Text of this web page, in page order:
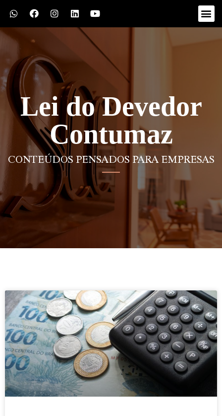
Lei do Devedor
Contumaz
CONTEÚDOS PENSADOS PARA EMPRESAS